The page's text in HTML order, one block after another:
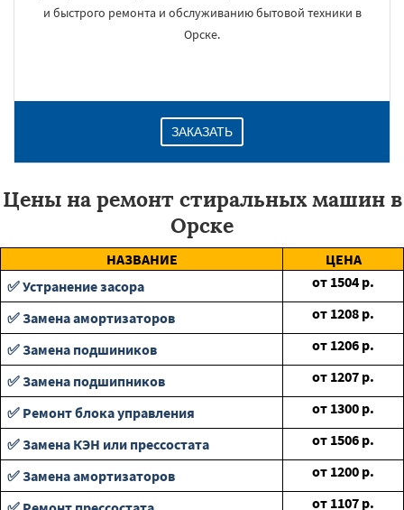
и быстрого ремонта и обслуживанию бытовой техники в
Орске.
ЗАКАЗАТЬ
Цены на ремонт стиральных машин в
Орске
НАЗВАНИЕ
ЦЕНА
✅ Устранение засора
от 1504 р.
✅ Замена амортизаторов
от 1208 р.
✅ Замена подшиников
от 1206 р.
✅ Замена подшипников
от 1207 р.
✅ Ремонт блока управления
от 1300 р.
✅ Замена КЭН или прессостата
от 1506 р.
✅ Замена амортизаторов
от 1200 р.
от 1107 р.